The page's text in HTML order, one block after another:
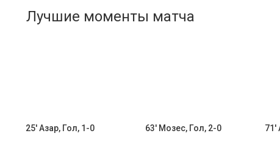
Лучшие моменты матча
25' Азар, Гол, 1-0 63' Мозес, Гол, 2-0 71'